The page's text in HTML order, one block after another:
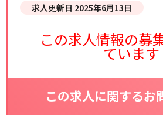
求人更新日 2025年6月13日
この求人情報の募
ています
この求人に関するお